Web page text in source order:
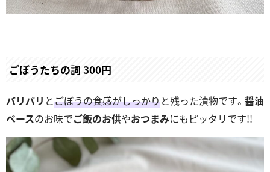
ごぼうたちの詞 300円
バリバリ とごぼうの食感がしっかりと残った漬物です。 醤油
ベースのお味でご飯のお供やおつまみにもピッタリです!!